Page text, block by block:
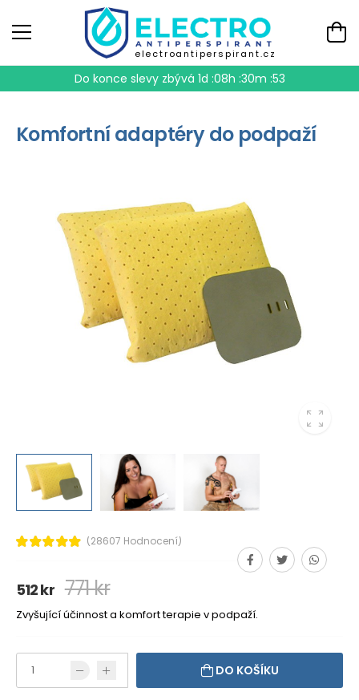
electroantiperspirant.cz
Do konce slevy zbývá 1d :08h :30m :52
Komfortní adaptéry do podpaží
(28607 Hodnocení)
512 kr 771 kr
Zvyšující účinnost a komfort terapie v podpaží.
DO KOŠÍKU